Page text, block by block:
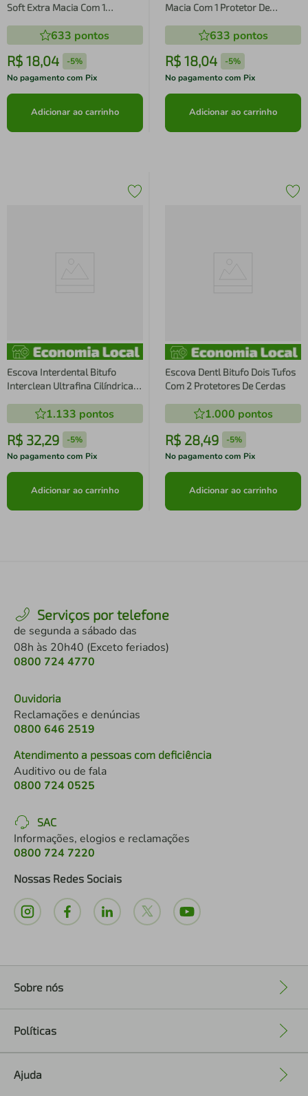
Soft Extra Macia Com 1
633 pontos
R$ 18,04 -5%
No pagamento com Pix
Adicionar ao carrinho
Macia Com 1 Protetor De
633 pontos
R$ 18,04 -5%
No pagamento com Pix
Adicionar ao carrinho
Escova Interdental Bitufo
Interclean Ultrafina Cilíndrica 2
1.133 pontos
R$ 32,29 -5%
No pagamento com Pix
Adicionar ao carrinho
Escova Dentl Bitufo Dois Tufos
Com 2 Protetores De Cerdas
1.000 pontos
R$ 28,49 -5%
No pagamento com Pix
Adicionar ao carrinho
Serviços por telefone
de segunda a sábado das
08h às 20h40 (Exceto feriados)
0800 724 4770
Ouvidoria
Reclamações e denúncias
0800 646 2519
Atendimento a pessoas com deficiência
Auditivo ou de fala
0800 724 0525
SAC
Informações, elogios e reclamações
0800 724 7220
Nossas Redes Sociais
Sobre nós
Políticas
Ajuda